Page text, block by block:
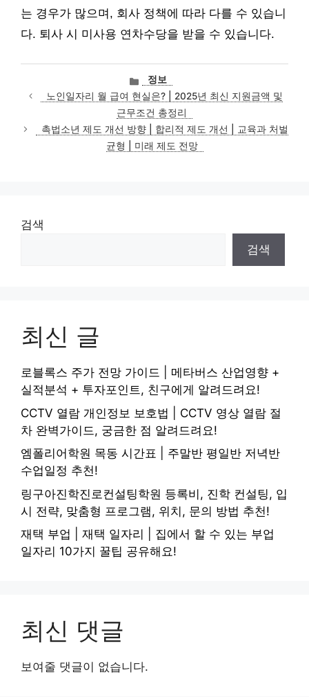
는 경우가 많으며, 회사 정책에 따라 다를 수 있습니
다. 퇴사 시 미사용 연차수당을 받을 수 있습니다.
카
테
고
리
정보
노인일자리 월 급여 현실은? | 2025년 최신 지원금액 및
근무조건 총정리
촉법소년 제도 개선 방향 | 합리적 제도 개선 | 교육과 처벌
균형 | 미래 제도 전망
검색
검색
최신 글
로블록스 주가 전망 가이드 | 메타버스 산업영향 +
실적분석 + 투자포인트, 친구에게 알려드려요!
CCTV 열람 개인정보 보호법 | CCTV 영상 열람 절
차 완벽가이드, 궁금한 점 알려드려요!
엠폴리어학원 목동 시간표 | 주말반 평일반 저녁반
수업일정 추천!
링구아진학진로컨설팅학원 등록비, 진학 컨설팅, 입
시 전략, 맞춤형 프로그램, 위치, 문의 방법 추천!
재택 부업 | 재택 일자리 | 집에서 할 수 있는 부업
일자리 10가지 꿀팁 공유해요!
최신 댓글
보여줄 댓글이 없습니다.